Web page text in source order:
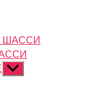
ШАССИ
Показывать
подменю